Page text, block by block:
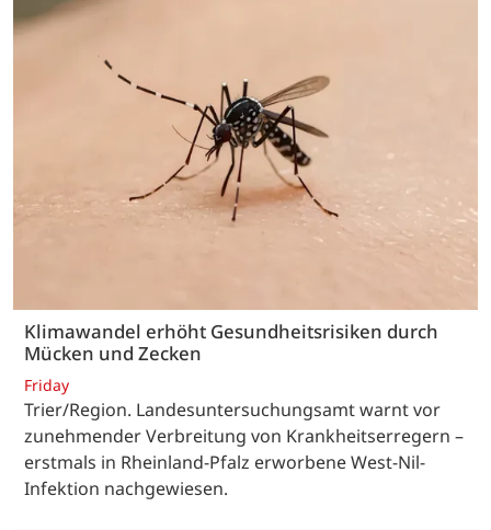
Klimawandel erhöht Gesundheitsrisiken durch
Mücken und Zecken
Friday
Trier/Region. Landesuntersuchungsamt warnt vor
zunehmender Verbreitung von Krankheitserregern –
erstmals in Rheinland-Pfalz erworbene West-Nil-
Infektion nachgewiesen.